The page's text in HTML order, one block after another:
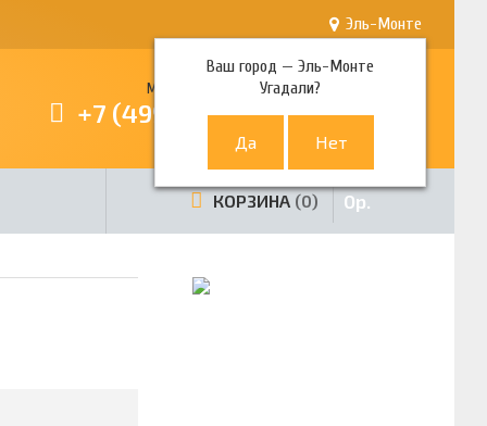
Эль-Монте
Ваш город —Эль-Монте
Угадали?
Многоканальный телефон
+7 (499) 380-80-80
КОРЗИНА 0 0р.